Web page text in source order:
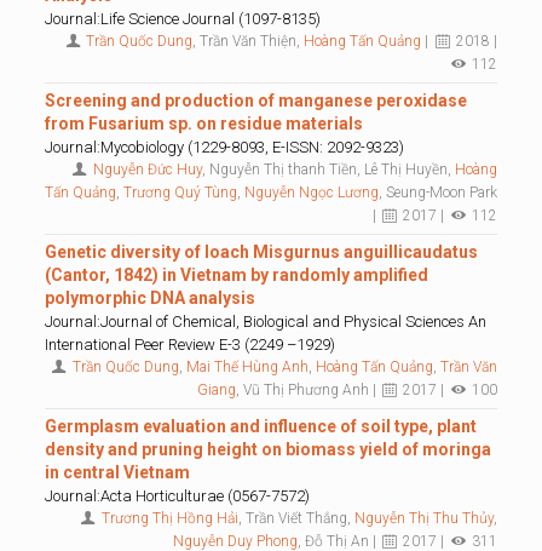
Journal:Life Science Journal (1097-8135)
Trần Quốc Dung, Trần Văn Thiện, Hoàng Tấn Quảng
2018 |
112
Screening and production of manganese peroxidase
from Fusarium sp. on residue materials
Journal:Mycobiology (1229-8093, E-ISSN: 2092-9323)
Nguyễn Đức Huy, Nguyễn Thị thanh Tiền, Lê Thị Huyền, Hoàng
Tấn Quảng,Trương Quý Tùng, Nguyễn Ngọc Lương, Seung-Moon Park
2017 | 112
Genetic diversity of loach Misgurnus anguillicaudatus
(Cantor, 1842) in Vietnam by randomly amplified
polymorphic DNA analysis
Journal:Journal of Chemical, Biological and Physical Sciences An
International Peer Review E-3 (2249 –1929)
Trần Quốc Dung, Mai Thế Hùng Anh, Hoàng Tấn Quảng,Trần Văn
Giang, Vũ Thị Phương Anh | 2017 | 100
Germplasm evaluation and influence of soil type, plant
density and pruning height on biomass yield of moringa
in central Vietnam
Journal:Acta Horticulturae (0567-7572)
Trương Thị Hồng Hải, Trần Viết Thắng, Nguyễn Thị Thu Thủy,
Nguyễn Duy Phong, Đỗ Thị An | 2017 | 311